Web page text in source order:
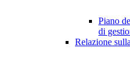
Piano
di
Relazione